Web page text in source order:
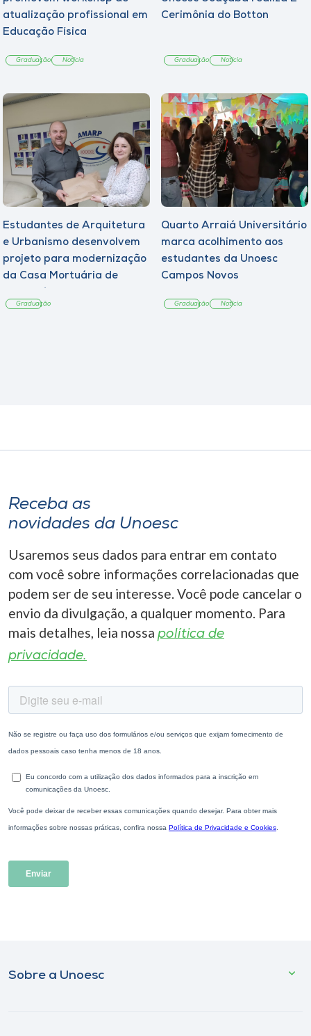
atualização profissional em
Educação Física
Graduação Notícia
Cerimônia do Botton
Graduação Notícia
Estudantes de Arquitetura
e Urbanismo desenvolvem
projeto para modernização
da Casa Mortuária de
Graduação
Quarto Arraiá Universitário
marca acolhimento aos
estudantes da Unoesc
Campos Novos
Graduação Notícia
Receba as
novidades da Unoesc
Usaremos seus dados para entrar em contato
com você sobre informações correlacionadas que
podem ser de seu interesse. Você pode cancelar o
envio da divulgação, a qualquer momento. Para
mais detalhes, leia nossa política de
privacidade.
Sobre a Unoesc